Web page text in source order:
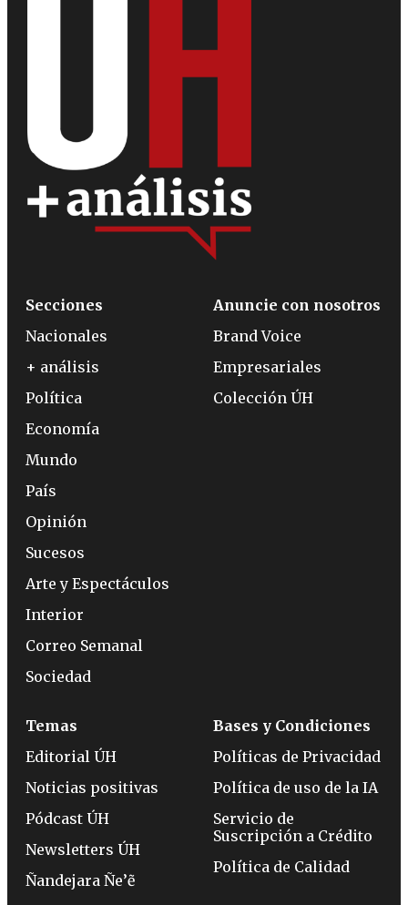
Secciones
Nacionales
+ análisis
Política
Economía
Mundo
País
Opinión
Sucesos
Arte y Espectáculos
Interior
Correo Semanal
Sociedad
Anuncie con nosotros
Brand Voice
Empresariales
Colección ÚH
Temas
Editorial ÚH
Noticias positivas
Pódcast ÚH
Newsletters ÚH
Ñandejara Ñe’ẽ
Bases y Condiciones
Políticas de Privacidad
Política de uso de la IA
Servicio de
Suscripción a Crédito
Política de Calidad